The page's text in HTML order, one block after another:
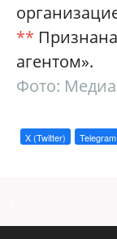
**
агентом».
Фото:
X (Twitter) Telegram